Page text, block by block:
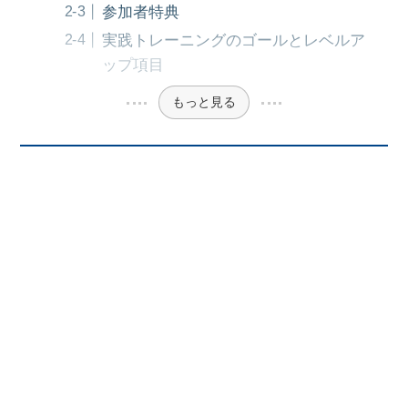
参加者特典
実践トレーニングのゴールとレベルア
ップ項目
もっと見る